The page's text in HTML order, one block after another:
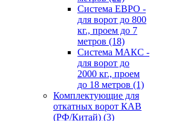
Система ЕВРО -
для ворот до 800
кг., проем до 7
метров (18)
Система МАКС -
для ворот до
2000 кг., проем
до 18 метров (1)
Комплектующие для
откатных ворот КАВ
(РФ/Китай) (3)